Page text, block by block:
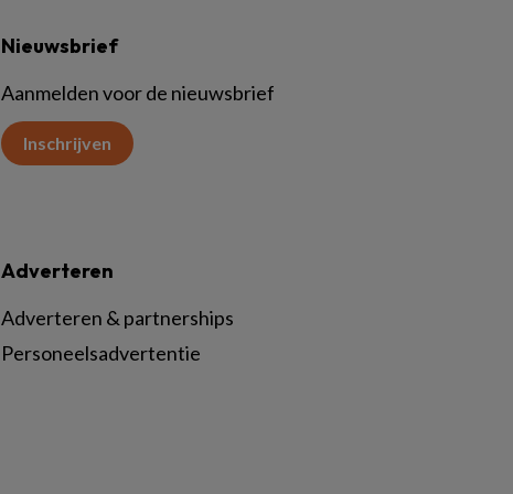
Nieuwsbrief
Aanmelden voor de nieuwsbrief
Inschrijven
Adverteren
Adverteren & partnerships
Personeelsadvertentie